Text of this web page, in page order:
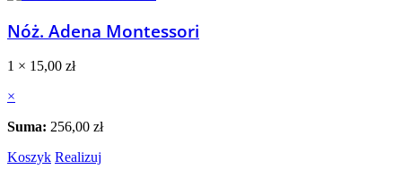
Nóż. Adena Montessori
1 × 15,00 zł
×
Suma: 256,00 zł
Koszyk Realizuj